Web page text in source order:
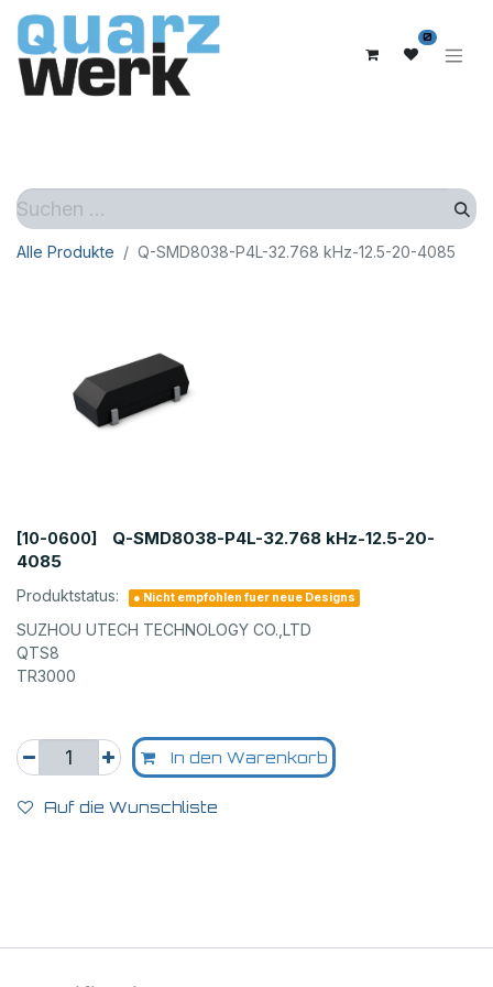
0
Alle Produkte Q-SMD8038-P4L-32.768 kHz-12.5-20-4085
[10-0600]
Q-SMD8038-P4L-32.768 kHz-12.5-20-
4085
Produktstatus: ● Nicht empfohlen fuer neue Designs
SUZHOU UTECH TECHNOLOGY CO.,LTD
QTS8
TR3000
In den Warenkorb
Auf die Wunschliste